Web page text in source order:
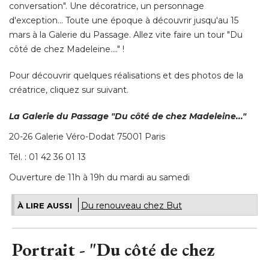
conversation". Une décoratrice, un personnage
d'exception... Toute une époque à découvrir jusqu'au 15
mars à la Galerie du Passage. Allez vite faire un tour "Du
côté de chez Madeleine...." !
Pour découvrir quelques réalisations et des photos de la
créatrice, cliquez sur suivant.
La Galerie du Passage "Du côté de chez Madeleine..."
20-26 Galerie Véro-Dodat 75001 Paris
Tél. : 01 42 36 01 13
Ouverture de 11h à 19h du mardi au samedi
À LIRE AUSSI Du renouveau chez But
Portrait - "Du côté de chez